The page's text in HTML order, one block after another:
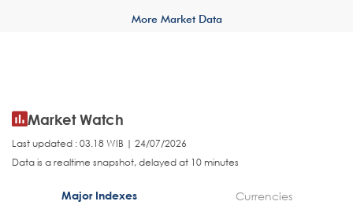
More Market Data
Market Watch
Last updated : 03.18 WIB | 24/07/2026
Data is a realtime snapshot, delayed at 10 minutes
Major Indexes Currencies